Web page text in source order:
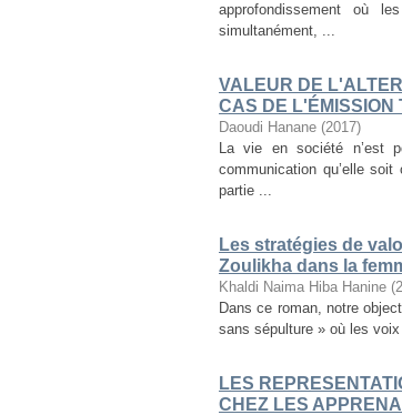
approfondissement où
simultanément, ...
VALEUR DE
CAS DE L'ÉMISSION
Daoudi Hanane (2017)
La vie en société n’est
communication qu’elle
partie ...
Les stratégies de
Zoulikha dans la
Khaldi Naima Hiba Hanine (
Dans ce roman, notre
sans sépulture » où les
LES
CHEZ LES